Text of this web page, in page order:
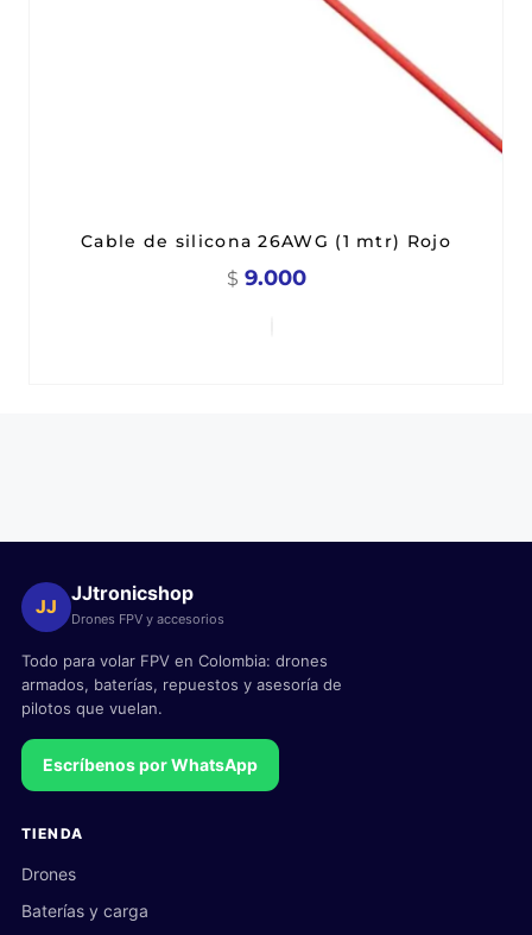
Cable de silicona 26AWG (1 mtr) Rojo
$ 9.000
JJ
JJtronicshop
Drones FPV y accesorios
Todo para volar FPV en Colombia: drones
armados, baterías, repuestos y asesoría de
pilotos que vuelan.
Escríbenos por WhatsApp
TIENDA
Drones
Baterías y carga